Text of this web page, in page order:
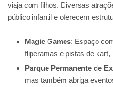
viaja com filhos. Diversas
público infantil e oferecem
Magic Games: Espaço
fliperamas e pistas de kart,
Parque Permanente de
mas também abriga